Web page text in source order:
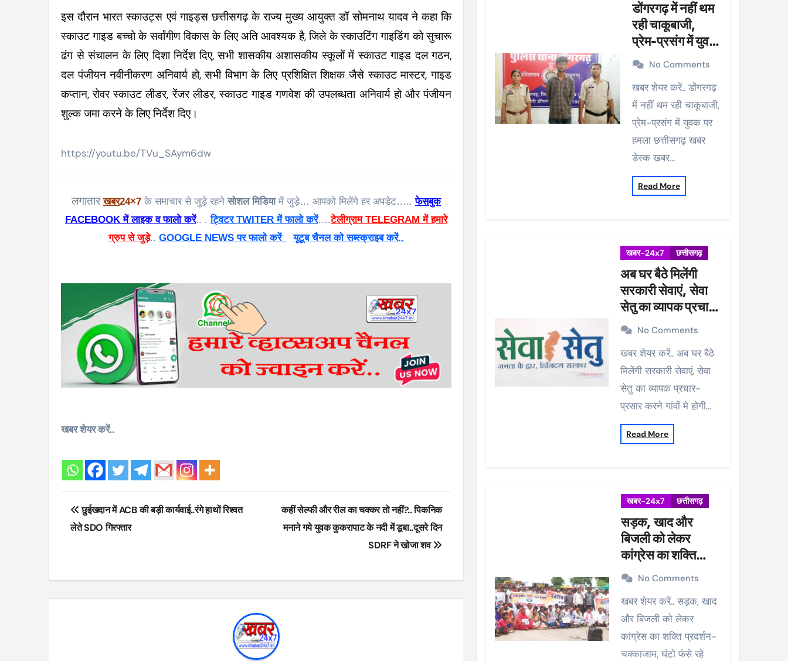
इस दौरान भारत स्काउट्स एवं गाइड्स छत्तीसगढ़ के राज्य मुख्य आयुक्त डॉ सोमनाथ यादव ने कहा कि
स्काउट गाइड बच्चो के सर्वांगीण विकास के लिए अति आवश्यक है, जिले के स्काउटिंग गाइडिंग को सुचारू
ढंग से संचालन के लिए दिशा निर्देश दिए, सभी शासकीय अशासकीय स्कूलों में स्काउट गाइड दल गठन,
दल पंजीयन नवीनीकरण अनिवार्य हो, सभी विभाग के लिए प्रशिक्षित शिक्षक जैसे स्काउट मास्टर, गाइड
कप्तान, रोवर स्काउट लीडर, रेंजर लीडर, स्काउट गाइड गणवेश की उपलब्धता अनिवार्य हो और पंजीयन
शुल्क जमा करने के लिए निर्देश दिए।
https://youtu.be/TVu_SAym6dw
लगातारखबर24×7 के समाचार से जुड़े रहनेसोशल मिडियामें जुड़े… आपको मिलेंगे हर अपडेट…..फेसबुक
FACEBOOK में लाइक व फालो करें.. .ट्विटर TWITER में फालो करें….टेलीग्राम TELEGRAM में हमारे
ग्रुप से जुड़े.. GOOGLE NEWS पर फालो करें यूटूब चैनल को सब्स्क्राइब करें..
खबर शेयर करें..
Post
navigation
छुईखदान में ACB की बड़ी कार्यवाई..रंगे हाथों रिश्वत
लेते SDO गिरफ्तार
कहीं सेल्फी और रील का चक्कर तो नहीं?.. पिकनिक
मनाने गये युवक कुकरापाट के नदी में डूबा..दूसरे दिन
SDRF ने खोजा शव
डोंगरगढ़ में नहीं थम
रही चाकूबाजी,
प्रेम-प्रसंग में युवक
पर हमलाNo Comments
खबर शेयर करें.. डोंगरगढ़
में नहीं थम रही चाकूबाजी,
प्रेम-प्रसंग में युवक पर
हमला छत्तीसगढ़ खबर
डेस्क खबर…
Read More
खबर-24x7 छत्तीसगढ़
अब घर बैठे मिलेंगी
सरकारी सेवाएं, सेवा
सेतु का व्यापक प्रचार-
प्रसार करने गांवों मे
होगी मुनादी
No Comments
खबर शेयर करें.. अब घर बैठे
मिलेंगी सरकारी सेवाएं, सेवा
सेतु का व्यापक प्रचार-
प्रसार करने गांवों मे होगी…
Read More
खबर-24x7 छत्तीसगढ़
सड़क, खाद और
बिजली को लेकर
कांग्रेस का शक्ति
प्रदर्शन-चक्काजाम,
घंटो फंसे रहे गाड़िया
No Comments
खबर शेयर करें.. सड़क, खाद
और बिजली को लेकर
कांग्रेस का शक्ति प्रदर्शन-
चक्काजाम, घंटो फंसे रहे